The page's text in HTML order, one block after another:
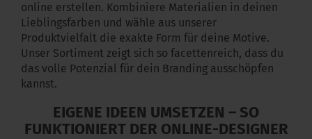
online erstellen. Kombiniere Materialien in deinen
Lieblingsfarben und wähle aus unserer
Produktvielfalt die exakte Form für deine Motive.
Unser Sortiment zeigt sich so facettenreich, dass du
das volle Potenzial für dein Branding ausschöpfen
kannst.
EIGENE IDEEN UMSETZEN – SO
FUNKTIONIERT DER ONLINE-DESIGNER